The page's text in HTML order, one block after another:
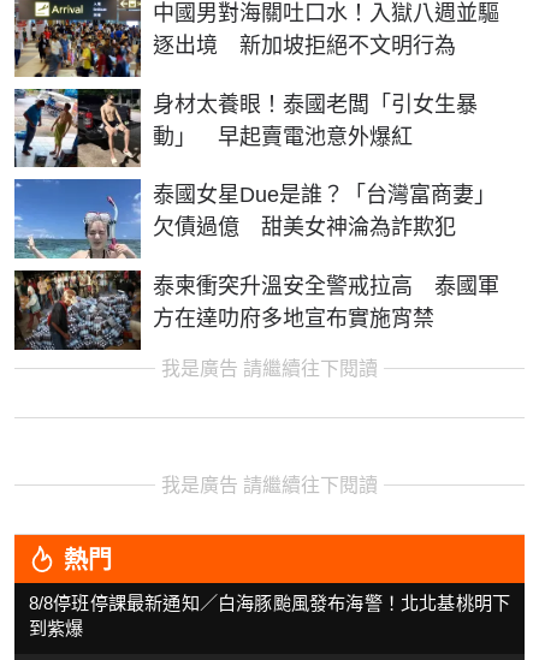
中國男對海關吐口水！入獄八週並驅
逐出境 新加坡拒絕不文明行為
身材太養眼！泰國老闆「引女生暴
動」 早起賣電池意外爆紅
泰國女星Due是誰？「台灣富商妻」
欠債過億 甜美女神淪為詐欺犯
泰柬衝突升溫安全警戒拉高 泰國軍
方在達叻府多地宣布實施宵禁
我是廣告 請繼續往下閱讀
我是廣告 請繼續往下閱讀
熱門
8/8停班停課最新通知／白海豚颱風發布海警！北北基桃明下
到紫爆